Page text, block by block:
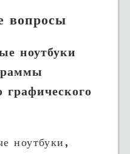
вопросы
ноутбуки
графического
ноутбуки,